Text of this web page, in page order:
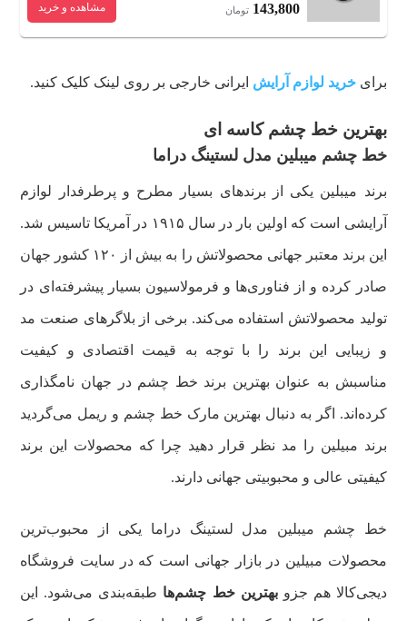
143,800 تومان مشاهده و خرید
برایخرید لوازم آرایش ایرانی خارجی بر روی لینک کلیک کنید.
بهترین خط چشم کاسه ای
خط چشم میبلین مدل لستینگ دراما
برند میبلین یکی از برندهای بسیار مطرح و پرطرفدار لوازم
آرایشی است که اولین بار در سال ۱۹۱۵ در آمریکا تاسیس شد.
این برند معتبر جهانی محصولاتش را به بیش از ۱۲۰ کشور جهان
صادر کرده و از فناوری‌ها و فرمولاسیون بسیار پیشرفته‌ای در
تولید محصولاتش استفاده می‌کند. برخی از بلاگرهای صنعت مد
و زیبایی این برند را با توجه به قیمت اقتصادی و کیفیت
مناسبش به عنوان بهترین برند خط چشم در جهان نامگذاری
کرده‌اند. اگر به دنبال بهترین مارک خط چشم و ریمل می‌گردید
برند مبیلین را مد نظر قرار دهید چرا که محصولات این برند
کیفیتی عالی و محبوبیتی جهانی دارند.
خط چشم میبلین مدل لستینگ دراما یکی از محبوب‌ترین
محصولات مبیلین در بازار جهانی است که در سایت فروشگاه
دیجی‌کالا هم جزوبهترین خط چشم‌ها طبقه‌بندی می‌شود. این